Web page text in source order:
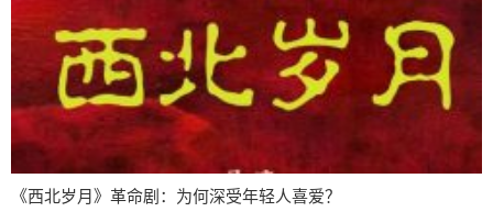
《西北岁月》革命剧：为何深受年轻人喜爱？